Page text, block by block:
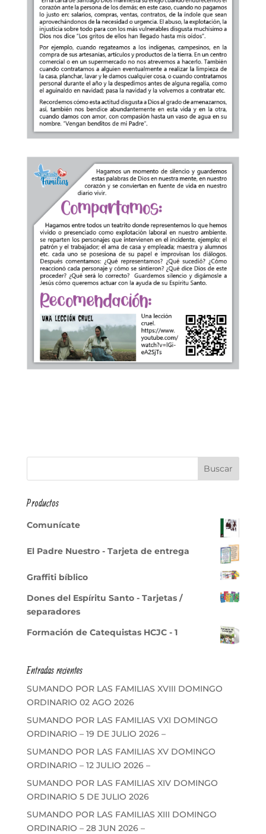
Productos
Comunícate
El Padre Nuestro - Tarjeta de entrega
Graffiti bíblico
Dones del Espíritu Santo - Tarjetas /
separadores
Formación de Catequistas HCJC - 1
Entradas recientes
SUMANDO POR LAS FAMILIAS XVIII DOMINGO
ORDINARIO 02 AGO 2026
SUMANDO POR LAS FAMILIAS VXI DOMINGO
ORDINARIO – 19 DE JULIO 2026 –
SUMANDO POR LAS FAMILIAS XV DOMINGO
ORDINARIO – 12 JULIO 2026 –
SUMANDO POR LAS FAMILIAS XIV DOMINGO
ORDINARIO 5 DE JULIO 2026
SUMANDO POR LAS FAMILIAS XIII DOMINGO
ORDINARIO – 28 JUN 2026 –